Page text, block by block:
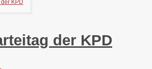
KPD
der KPD